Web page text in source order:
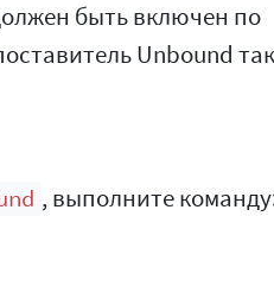
быть включен по
Unbound
, выполните